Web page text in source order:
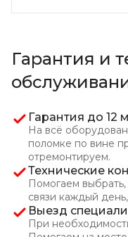
Гарантия и
Гарантия до 12
На всё
поломке по вине
отремонтируем.
Технические
Помогаем
связи каждый
Выезд
При